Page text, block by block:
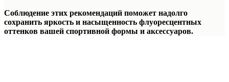
Соблюдение этих рекомендаций поможет надолго
сохранить яркость и насыщенность флуоресцентных
оттенков вашей спортивной формы и аксессуаров.